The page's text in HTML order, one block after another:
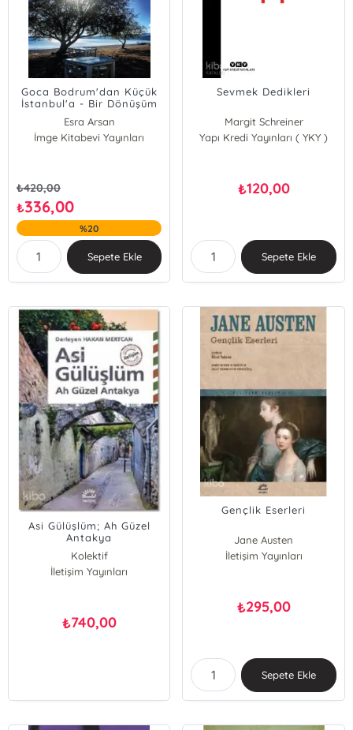
Goca Bodrum'dan Küçük
İstanbul'a - Bir Dönüşüm
Esra Arsan
İmge Kitabevi Yayınları
₺420,00
₺336,00
%20
Sepete Ekle
Sevmek Dedikleri
Margit Schreiner
Yapı Kredi Yayınları ( YKY )
₺120,00
Sepete Ekle
Asi Gülüşlüm; Ah Güzel
Antakya
Kolektif
İletişim Yayınları
₺740,00
Gençlik Eserleri
Jane Austen
İletişim Yayınları
₺295,00
Sepete Ekle